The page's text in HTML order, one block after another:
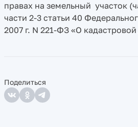
правах на земельный участок
части 2-3 статьи 40
2007 г. N 221-ФЗ «О
Поделиться